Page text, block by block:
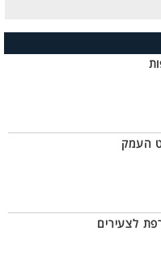
העמק
לצעירים